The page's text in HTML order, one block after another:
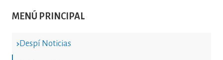
MENÚ PRINCIPAL
Despí Noticias